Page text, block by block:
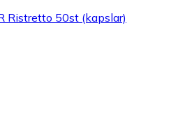
Ristretto 50st (kapslar)